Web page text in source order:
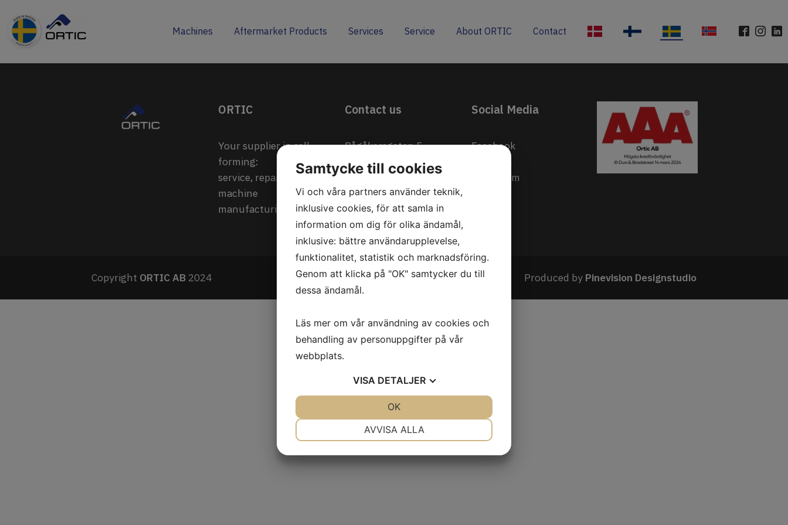
Machines Aftermarket Products Services Service About ORTIC Contact DK FI SE NO
ORTIC
Your supplier in roll
forming:
service, repair, and
machine
manufacturing
Contact us
Rågåkersgatan 5
781 74 Borlänge
+46 (0)243 23 33 40
info@ortic.se
Social Media
Facebook
Instagram
Copyright ORTIC AB2024 Produced by Pinevision Designstudio
Samtycke till cookies
Vi och våra partners använder teknik,
inklusive cookies, för att samla in
information om dig för olika ändamål,
inklusive: bättre användarupplevelse,
funktionalitet, statistik och marknadsföring.
Genom att klicka på "OK" samtycker du till
dessa ändamål.
Läs mer om vår användning av cookies och
behandling av personuppgifter på vår
webbplats.
VISA DETALJER
AVVISA ALLA
OK